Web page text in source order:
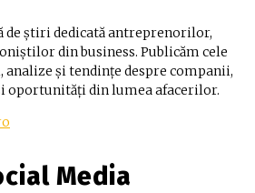
de știri dedicată antreprenorilor,
din business. Publicăm cele
și tendințe despre companii,
oportunități din lumea afacerilor.
Media